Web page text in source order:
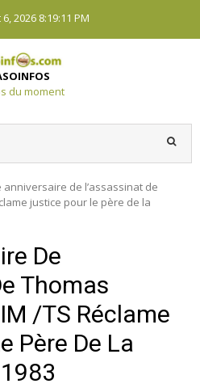
2026 8:19:12 PM
du moment
anniversaire de l’assassinat de
justice pour le père de la
De
Thomas
/TS Réclame
Père De La